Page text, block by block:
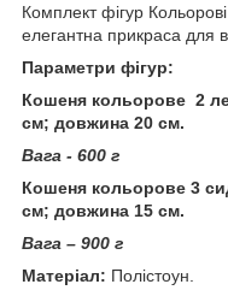
Комплект фігур
елегантна прикраса для
Параметри фігур:
Кошеня кольорове 2
см; довжина 20 см.
Вага - 600 г
Кошеня кольорове 3
см; довжина 15 см.
Вага – 900 г
Матеріал: Полістоун.